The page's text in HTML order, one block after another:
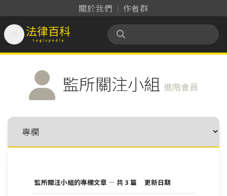
關於我們 作者群
法律百科 Legispedia
監所關注小組 進階會員
監所關注小組的專欄文章 — 共 3 篇 更新日期